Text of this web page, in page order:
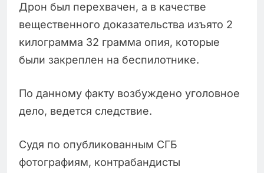
Дрон был перехвачен, а в качестве
вещественного доказательства изъято 2
килограмма 32 грамма опия, которые
были закреплен на беспилотнике.
По данному факту возбуждено уголовное
дело, ведется следствие.
Судя по опубликованным СГБ
фотографиям, контрабандисты